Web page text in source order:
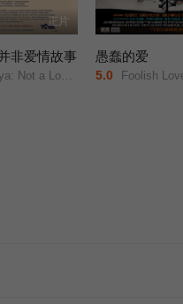
正片
非爱情故事
a Love Story/
愚蠢的爱
5.0 Foolish